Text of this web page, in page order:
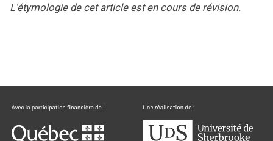
L'étymologie de cet article est en cours de révision.